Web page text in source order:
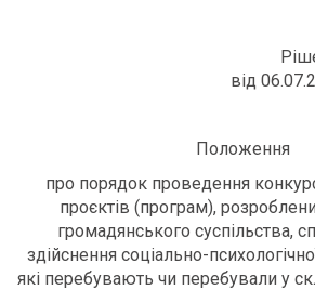
від
Положення
про порядок проведення
проєктів (програм),
громадянського суспільства,
здійснення соціально-
які перебувають чи перебували у